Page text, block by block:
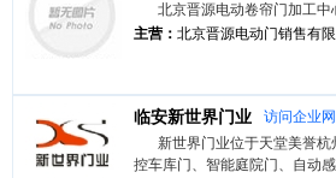
北京晋源电动卷帘门加工中
主营： 北京晋源电动门销售有
临安新世界门业
访问企业
新世界门业位于天堂美誉
控车库门、智能庭院门、自动